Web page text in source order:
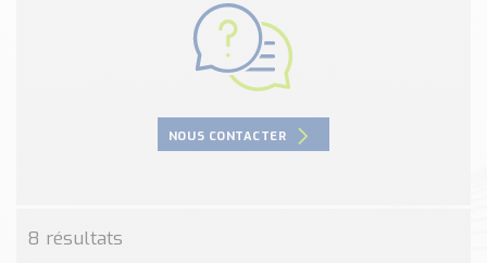
Conseils et Actualités
Catalogue des essentiels pour les brasseries et micro-
Contact & Devis
NOUS CONTACTER
8 résultats